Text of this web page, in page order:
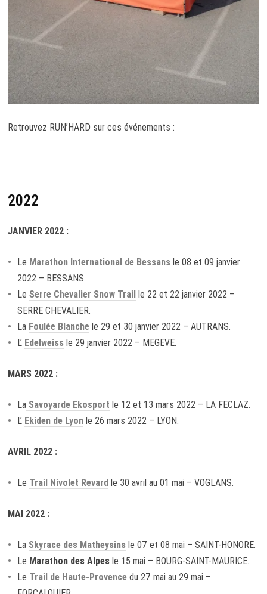
Retrouvez RUN’HARD sur ces événements :
2022
JANVIER 2022 :
Le Marathon International de Bessans le 08 et 09 janvier
2022 – BESSANS.
LeSerre Chevalier Snow Trail le 22 et 22 janvier 2022 –
SERRE CHEVALIER.
La Foulée Blanche le 29 et 30 janvier 2022 – AUTRANS.
L’ Edelweiss le 29 janvier 2022 – MEGEVE.
MARS 2022 :
La Savoyarde Ekosport le 12 et 13 mars 2022 – LA FECLAZ.
L’ Ekiden de Lyon le 26 mars 2022 – LYON.
AVRIL 2022 :
Le Trail Nivolet Revard le 30 avril au 01 mai – VOGLANS.
MAI 2022 :
LaSkyrace des Matheysins le 07 et 08 mai – SAINT-HONORE.
Le Marathon des Alpes le 15 mai – BOURG-SAINT-MAURICE.
Le Trail de Haute-Provence du 27 mai au 29 mai –